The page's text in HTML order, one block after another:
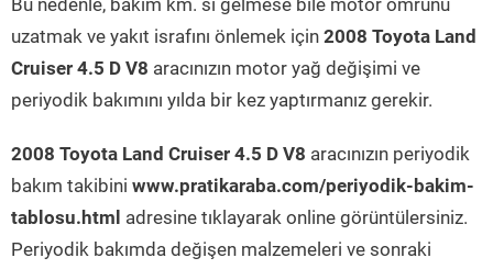
Bu nedenle, bakım km. si gelmese bile motor ömrünü
uzatmak ve yakıt israfını önlemek için 2008 Toyota Land
Cruiser 4.5 D V8 aracınızın motor yağ değişimi ve
periyodik bakımını yılda bir kez yaptırmanız gerekir.
2008 Toyota Land Cruiser 4.5 D V8 aracınızın periyodik
bakım takibini www.pratikaraba.com/periyodik-bakim-
tablosu.html adresine tıklayarak online görüntülersiniz.
Periyodik bakımda değişen malzemeleri ve sonraki